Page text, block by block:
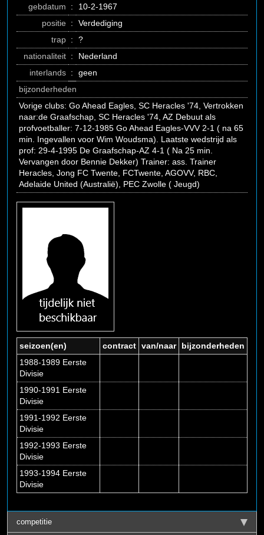
gebdatum
:
10-2-1967
positie :
Verdediging
trap :
?
nationaliteit :
Nederland
interlands :
geen
bijzonderheden
Vorige clubs: Go Ahead Eagles, SC Heracles '74, Vertrokken
naar:de Graafschap, SC Heracles '74, AZ Debuut als
profvoetballer: 7-12-1985 Go Ahead Eagles-VVV 2-1 ( na 65
min. Ingevallen voor Wim Woudsma). Laatste wedstrijd als
prof: 29-4-1995 De Graafschap-AZ 4-1 ( Na 25 min.
Vervangen door Bennie Dekker) Trainer: ass. Trainer
Heracles, Jong FC Twente, FCTwente, AGOVV, RBC,
Adelaide United (Australië), PEC Zwolle ( Jeugd)
seizoen(en) contract van/naar
bijzonderheden
1988-1989 Eerste
Divisie
1990-1991 Eerste
Divisie
1991-1992 Eerste
Divisie
1992-1993 Eerste
Divisie
1993-1994 Eerste
Divisie
competitie